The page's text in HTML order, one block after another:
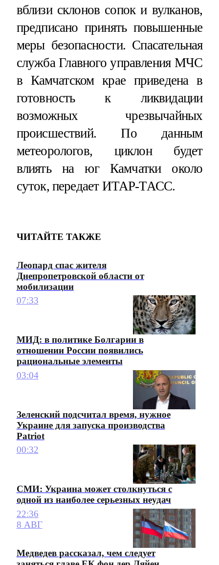
вблизи склонов сопок и вулканов,
предписано принять повышенные
меры безопасности. Спасательная
служба Главного управления МЧС
в Камчатском крае приведена в
готовность к ликвидации
возможных чрезвычайных
происшествий. По данным
метеорологов, циклон будет
влиять на юг Камчатки около
суток, передает ИТАР-ТАСС.
ЧИТАЙТЕ ТАКЖЕ
Леопард спас жителя
Днепропетровской области от
мобилизации
07:33
МИД: в политике Болгарии в
отношении России появились
рациональные элементы
03:04
Зеленский подсчитал время, нужное
Украине для запуска производства
Patriot
00:32
СМИ: Украина может столкнуться с
одной из наиболее серьезных неудач
22:36
8 АВГ
Медведев рассказал, чем следует